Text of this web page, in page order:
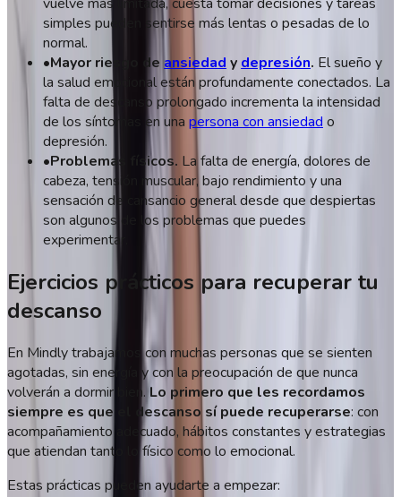
simples pueden sentirse más lentas o pesadas de lo
normal.
•Mayor riesgo de ansiedad y depresión. El sueño y
la salud emocional están profundamente conectados. La
falta de descanso prolongado incrementa la intensidad
de los síntomas en una persona con ansiedad o
depresión.
•Problemas físicos. La falta de energía, dolores de
cabeza, tensión muscular, bajo rendimiento y una
sensación de cansancio general desde que despiertas
son algunos de los problemas que puedes
experimentar.
Ejercicios prácticos para recuperar tu
descanso
En Mindly trabajamos con muchas personas que se sienten
agotadas, sin energía y con la preocupación de que nunca
volverán a dormir bien. Lo primero que les recordamos
siempre es que el descanso sí puede recuperarse: con
acompañamiento adecuado, hábitos constantes y estrategias
que atiendan tanto lo físico como lo emocional.
Estas prácticas pueden ayudarte a empezar: